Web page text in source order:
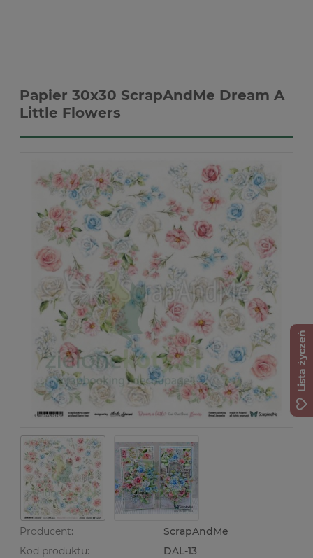
Papier 30x30 ScrapAndMe Dream A
Little Flowers
Producent:
ScrapAndMe
Kod produktu:
DAL-13
Lista życzeń